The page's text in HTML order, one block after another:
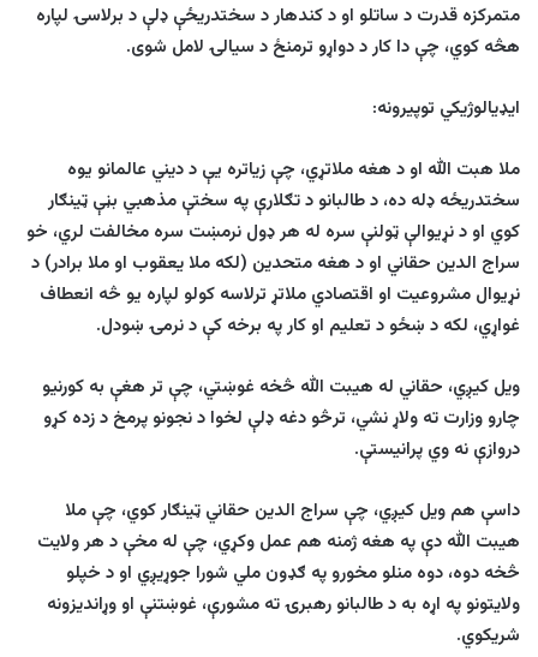
متمرکزه قدرت د ساتلو او د کندهار د سختدریځې ډلې د برلاسۍ لپاره
هڅه کوي، چې دا کار د دواړو ترمنځ د سیالۍ لامل شوی.
ایډیالوژیکي توپیرونه:
ملا هبت الله او د هغه ملاتړي، چې زیاتره یې د دیني عالمانو یوه
سختدریځه ډله ده، د طالبانو د تګلارې په سختې مذهبي بڼې ټینګار
کوي او د نړیوالې ټولنې سره له هر ډول نرمښت سره مخالفت لري، خو
سراج الدین حقاني او د هغه متحدین (لکه ملا یعقوب او ملا برادر) د
نړیوال مشروعیت او اقتصادي ملاتړ ترلاسه کولو لپاره یو څه انعطاف
غواړي، لکه د ښځو د تعلیم او کار په برخه کې د نرمۍ ښودل.
ویل کیږي، حقاني له هیبت الله څخه غوښتي، چې تر هغې به کورنیو
چارو وزارت ته ولاړ نشي، ترڅو دغه ډلې لخوا د نجونو پرمخ د زده کړو
دروازې نه وي پرانیستې.
داسې هم ویل کیږي، چې سراج الدین حقاني ټینګار کوي، چې ملا
هیبت الله دې په هغه ژمنه هم عمل وکړي، چې له مخې د هر ولایت
څخه دوه، دوه منلو مخورو په ګډون ملي شورا جوړیږي او د خپلو
ولایتونو په اړه به د طالبانو رهبرۍ ته مشورې، غوښتنې او وړاندیزونه
شریکوي.